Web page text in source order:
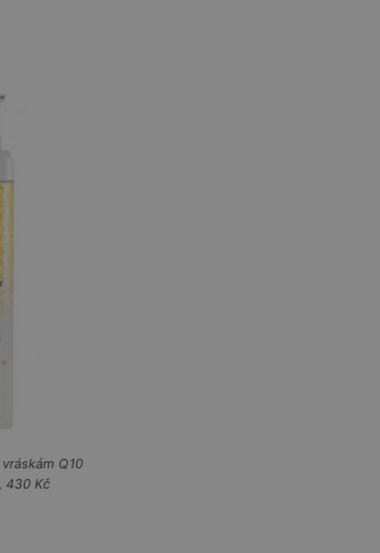
Q10
430 Kč